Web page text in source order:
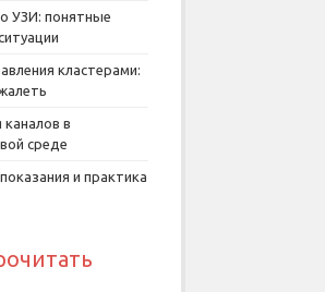
УЗИ: понятные
кластерами:
в
среде
и практика